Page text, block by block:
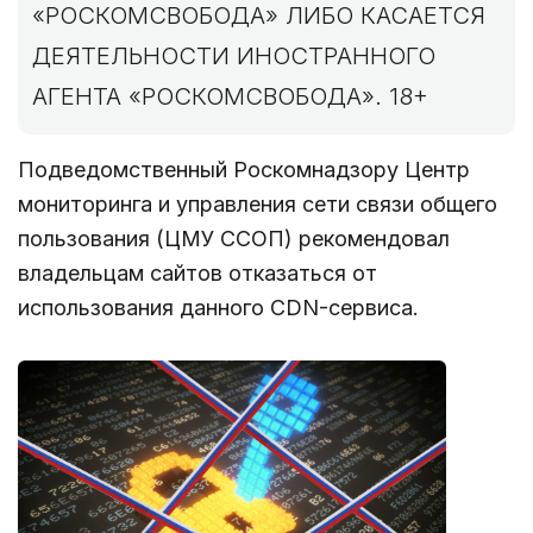
«РОСКОМСВОБОДА» ЛИБО КАСАЕТСЯ
ДЕЯТЕЛЬНОСТИ ИНОСТРАННОГО
АГЕНТА «РОСКОМСВОБОДА». 18+
Подведомственный Роскомнадзору Центр
мониторинга и управления сети связи общего
пользования (ЦМУ ССОП) рекомендовал
владельцам сайтов отказаться от
использования данного CDN-сервиса.